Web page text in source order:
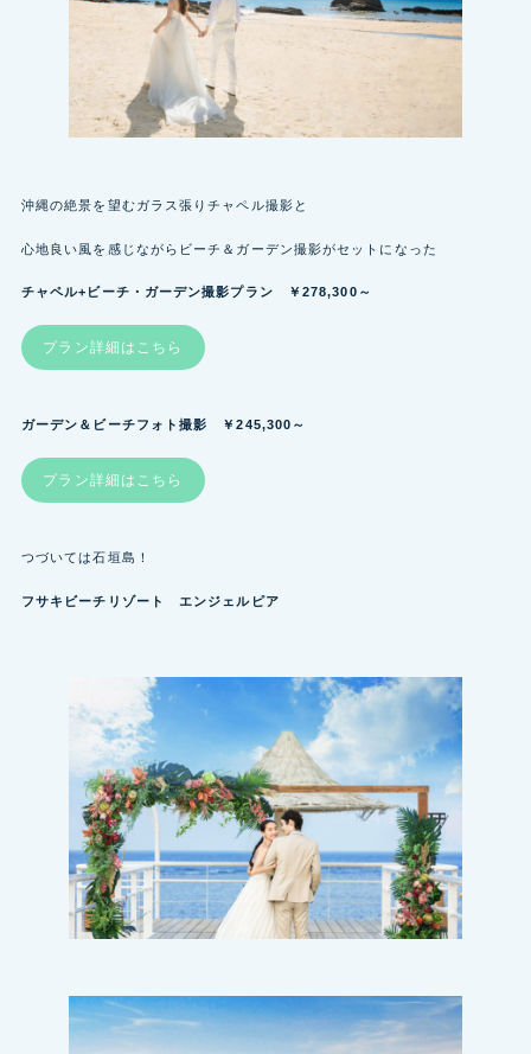
沖縄の絶景を望むガラス張りチャペル撮影と
心地良い風を感じながらビーチ＆ガーデン撮影がセットになった
チャペル+ビーチ・ガーデン撮影プラン ￥278,300～
プラン詳細はこちら
ガーデン＆ビーチフォト撮影 ￥245,300～
プラン詳細はこちら
つづいては石垣島！
フサキビーチリゾート エンジェルピア